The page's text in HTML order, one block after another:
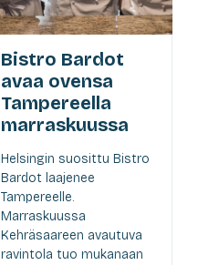
Bistro Bardot
avaa ovensa
Tampereella
marraskuussa
Helsingin suosittu Bistro
Bardot laajenee
Tampereelle.
Marraskuussa
Kehräsaareen avautuva
ravintola tuo mukanaan